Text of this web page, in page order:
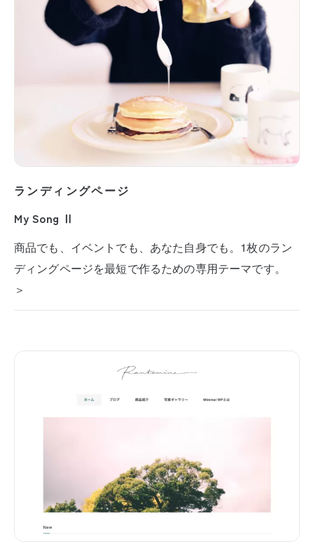
ランディングページ
My Song Ⅱ
商品でも、イベントでも、あなた自身でも。1枚のラン
ディングページを最短で作るための専用テーマです。
＞